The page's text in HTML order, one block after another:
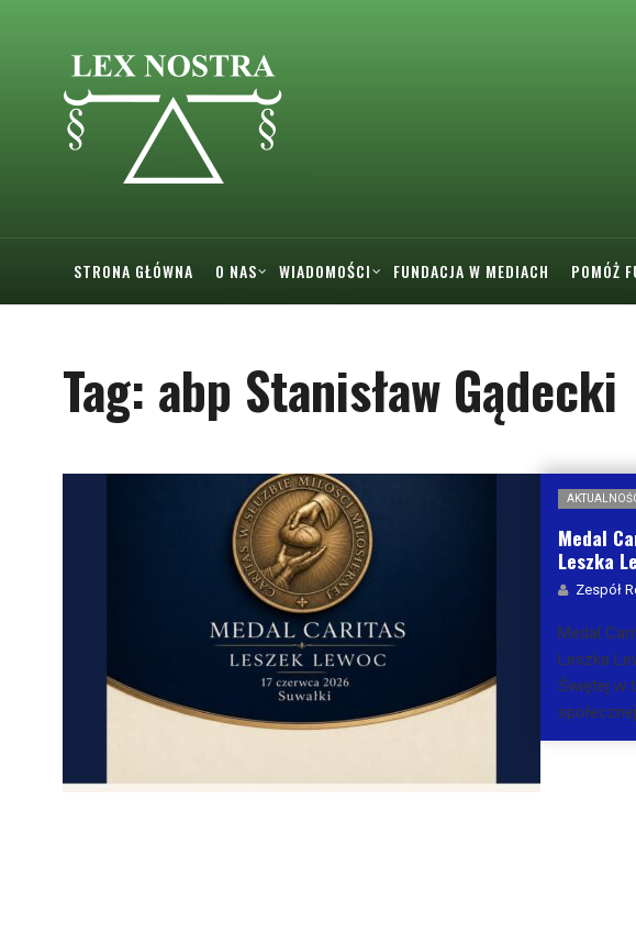
STRONA GŁÓWNA O NAS WIADOMOŚCI FUNDACJA W MEDIACH POMÓŻ
Tag: abp Stanisław Gądecki
Medal
Leszka
Zespół
Medal
Leszka
Świętej w